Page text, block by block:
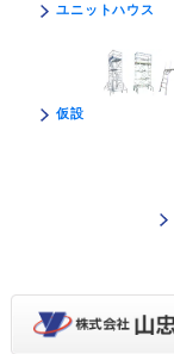
ユニットハウス
仮設